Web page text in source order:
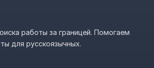
работы за границей. Помогаем
для русскоязычных.